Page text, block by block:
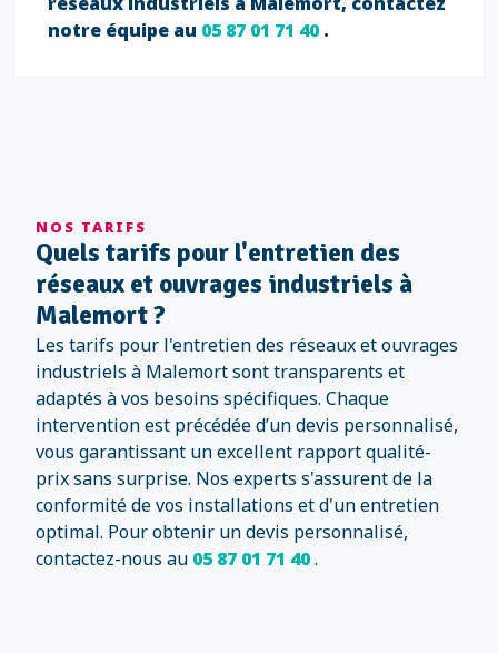
notre équipe au 05 87 01 71 40.
NOS TARIFS
Quels tarifs pour l'entretien des
réseaux et ouvrages industriels à
Malemort ?
Les tarifs pour l'entretien des réseaux et ouvrages
industriels à Malemort sont transparents et
adaptés à vos besoins spécifiques. Chaque
intervention est précédée d’un devis personnalisé,
vous garantissant un excellent rapport qualité-
prix sans surprise. Nos experts s'assurent de la
conformité de vos installations et d'un entretien
optimal. Pour obtenir un devis personnalisé,
contactez-nous au 05 87 01 71 40.